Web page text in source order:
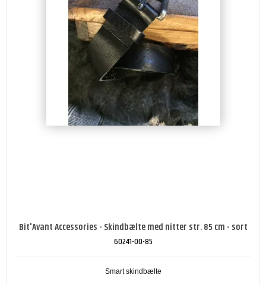
Bit'Avant Accessories - Skindbælte med nitter str. 85 cm - sort
60241-00-85
Smart skindbælte